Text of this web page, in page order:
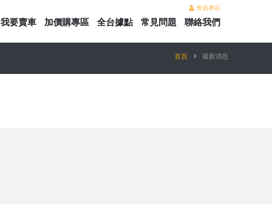
會員專區
我要賣車 加價購專區 全台據點 常見問題 聯絡我們
首頁 最新消息